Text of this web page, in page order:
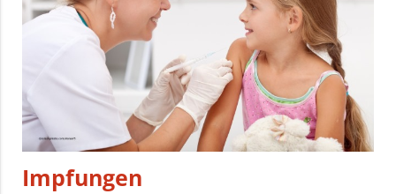
Impfungen